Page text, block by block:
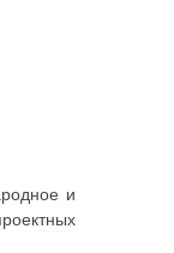
и